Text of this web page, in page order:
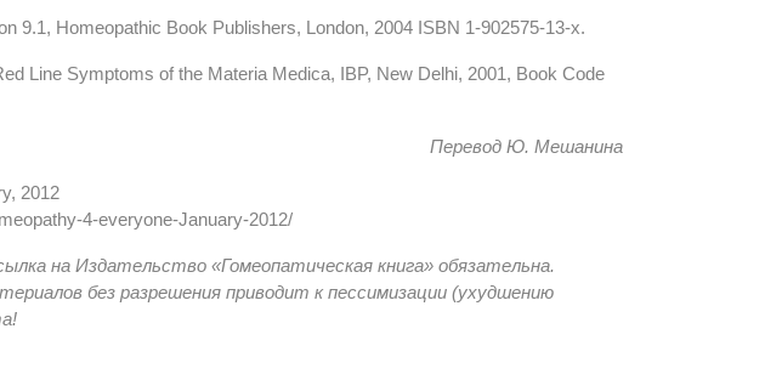
9.1, Homeopathic Book Publishers, London, 2004 ISBN 1-902575-13-x.
Line Symptoms of the Materia Medica, IBP, New Delhi, 2001, Book Code
Перевод Ю. Мешанина
2012
4-everyone-January-2012/
на Издательство «Гомеопатическая книга» обязательна.
без разрешения приводит к пессимизации (ухудшению